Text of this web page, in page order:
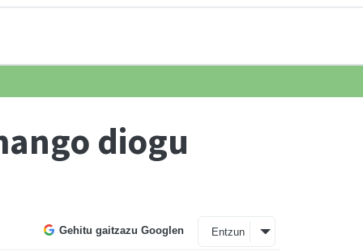
diogu
Gehitu gaitzazu Googlen Entzun